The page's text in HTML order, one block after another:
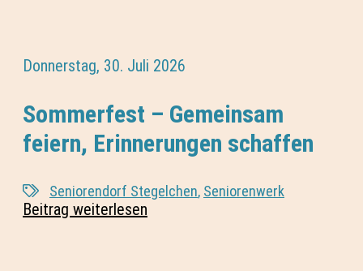
Donnerstag, 30. Juli 2026
Sommerfest – Gemeinsam
feiern, Erinnerungen schaffen
Seniorendorf Stegelchen, Seniorenwerk
Beitrag weiterlesen